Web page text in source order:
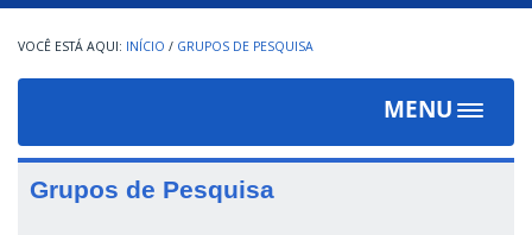
INÍCIO / GRUPOS DE PESQUISA
MENU
Toggle
Grupos de Pesquisa